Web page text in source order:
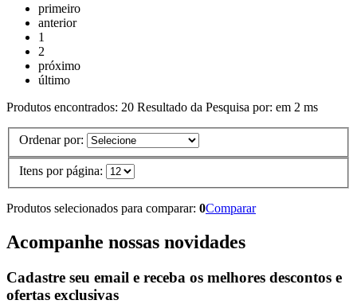
primeiro
anterior
1
2
próximo
último
Produtos encontrados: 20 Resultado da Pesquisa por: em 2 ms
Ordenar por:
Itens por página:
Produtos selecionados para comparar: 0Comparar
Acompanhe nossas novidades
Cadastre seu email e receba os melhores descontos e
ofertas exclusivas